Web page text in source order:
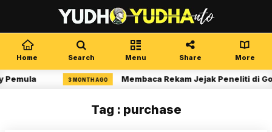
Home Search Menu Share More
3 MONTH AGO Membaca Rekam Jejak Peneliti di
Tag : purchase